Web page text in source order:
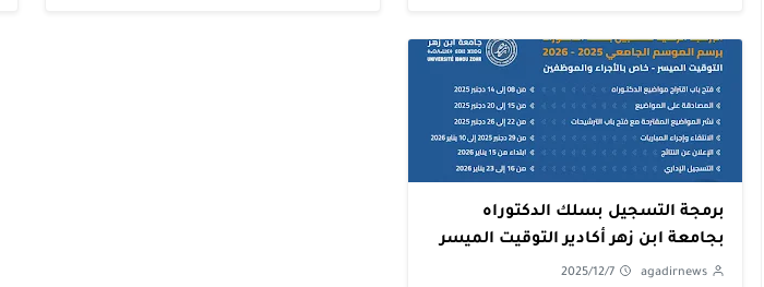
برمجة التسجيل بسلك الدكتوراه
بجامعة ابن زهر أكادير التوقيت الميسر
agadirnews
2025/12/7